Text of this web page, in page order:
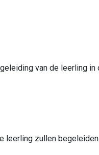
van de leerling
leerling zullen